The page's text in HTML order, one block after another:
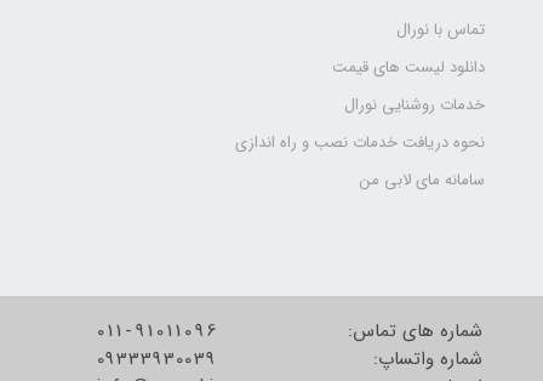
تماس با نورال
دانلود لیست های قیمت
خدمات روشنایی نورال
نحوه دریافت خدمات نصب و راه اندازی
سامانه مای لابی من
شماره های تماس:
شماره واتساپ:
011-91011096
09333930039